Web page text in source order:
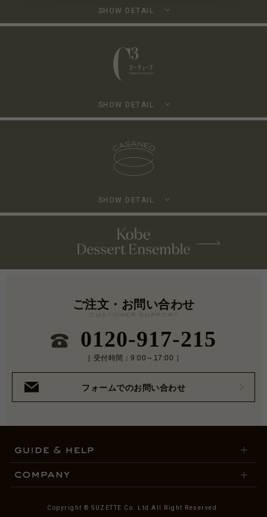
SHOW DETAIL
SHOW DETAIL
SHOW DETAIL
ご注文・お問い合わせ
0120-917-215
［ 受付時間：9:00～17:00 ］
フォームでのお問い合わせ
Copyright © SUZETTE Co. Ltd All Right Reserved.